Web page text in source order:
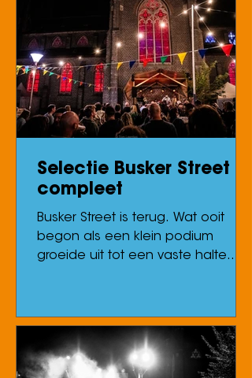
Duyster en Eppo Janssen opnieuw
een selectie bijzondere artiesten
voor intieme concerten en
exclusieve sessies. Tussen de
optredens door zorgt Eppo voor
zorgvuldig gekozen platen, terwijl
Ayco de artiesten ontvangt voor
Selectie Busker Street
compleet
Busker Street is terug. Wat ooit
begon als een klein podium
groeide uit tot een vaste halte
Mooneye, Isaac Roux, Rosie Stuart
en Lézard hun eerste stappen op
ons festival. Ook in 2026 geven we